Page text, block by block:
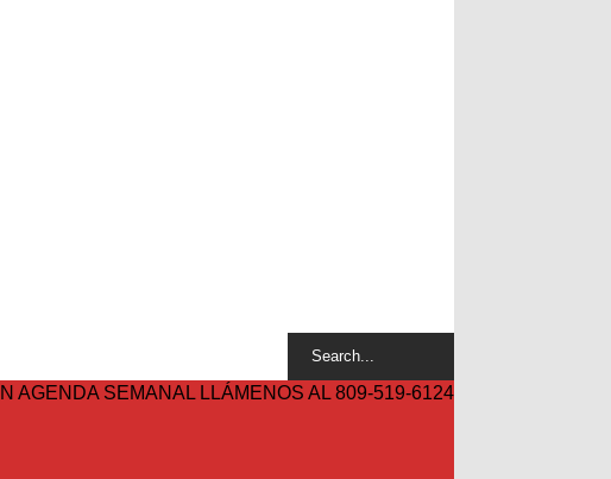
AGENDA SEMANAL LLÁMENOS AL 809-519-6124